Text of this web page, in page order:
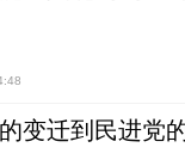
变迁到民进党